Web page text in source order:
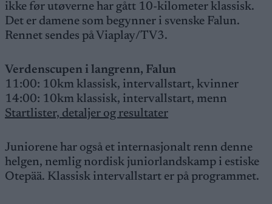
ikke før utøverne har gått 10-kilometer klassisk.
Det er damene som begynner i svenske Falun.
Rennet sendes på Viaplay/TV3.
Verdenscupen i langrenn, Falun
11:00: 10km klassisk, intervallstart, kvinner
14:00: 10km klassisk, intervallstart, menn
Startlister, detaljer og resultater
Juniorene har også et internasjonalt renn denne
helgen, nemlig nordisk juniorlandskamp i estiske
Otepää. Klassisk intervallstart er på programmet.